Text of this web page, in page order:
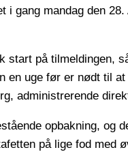
i gang mandag den
start på tilmeldingen,
uge før er nødt til
administrerende
opbakning, og
på lige fod med